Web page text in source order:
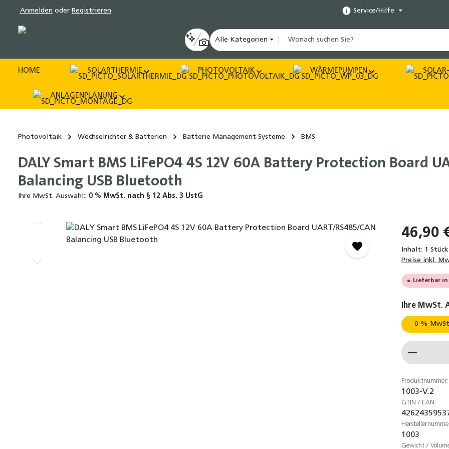
Zur Hauptnavigation springen
Anmelden oder Registrieren Service/Hilfe
Alle Kategorien
HOME SOLARTHERMIE PHOTOVOLTAIK WÄRMEPUMPEN
ANLAGENPLANUNG
Photovoltaik Wechselrichter & Batterien Batterie Management Systeme BMS
DALY Smart BMS LiFePO4 4S 12V 60A Battery Protection Board
Balancing USB Bluetooth
Ihre MwSt. Auswahl:: 0 % MwSt. nach § 12 Abs. 3 UstG
Bildergalerie überspringen 46,90
Inhalt: 1 Stück
Preise inkl.
Lieferbar
Ihre MwSt.
0 %
Produktnummer:
1003-V.2
GTIN / EAN:
1003
Gewicht /